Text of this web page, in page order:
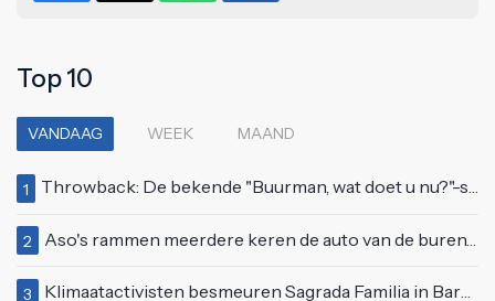
Top 10
VANDAAG WEEK MAAND
1 Throwback: De bekende "Buurman, wat doet u nu?"-scène uit Flodder met Tatjana Šimić
2 Aso's rammen meerdere keren de auto van de buren, maar doen alsof er niets gebeurd is
3 Klimaatactivisten besmeuren Sagrada Familia in Barcelona met lading verf